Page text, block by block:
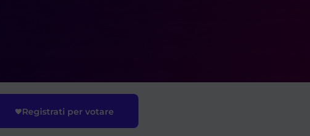
Registrati per votare